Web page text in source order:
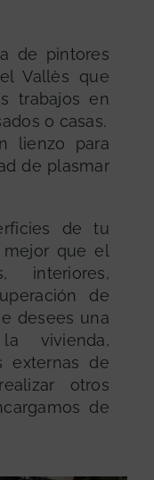
de pintores
Vallès que
trabajos en
o casas.
lienzo para
de plasmar
de tu
que el
interiores,
de
desees una
vivienda,
externas de
otros
de